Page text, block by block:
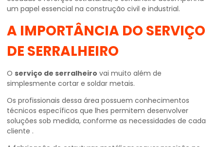
um papel essencial na construção civil e industrial.
A IMPORTÂNCIA DO SERVIÇO
DE SERRALHEIRO
O serviço de serralheiro vai muito além de
simplesmente cortar e soldar metais.
Os profissionais dessa área possuem conhecimentos
técnicos específicos que lhes permitem desenvolver
soluções sob medida, conforme as necessidades de cada
cliente .